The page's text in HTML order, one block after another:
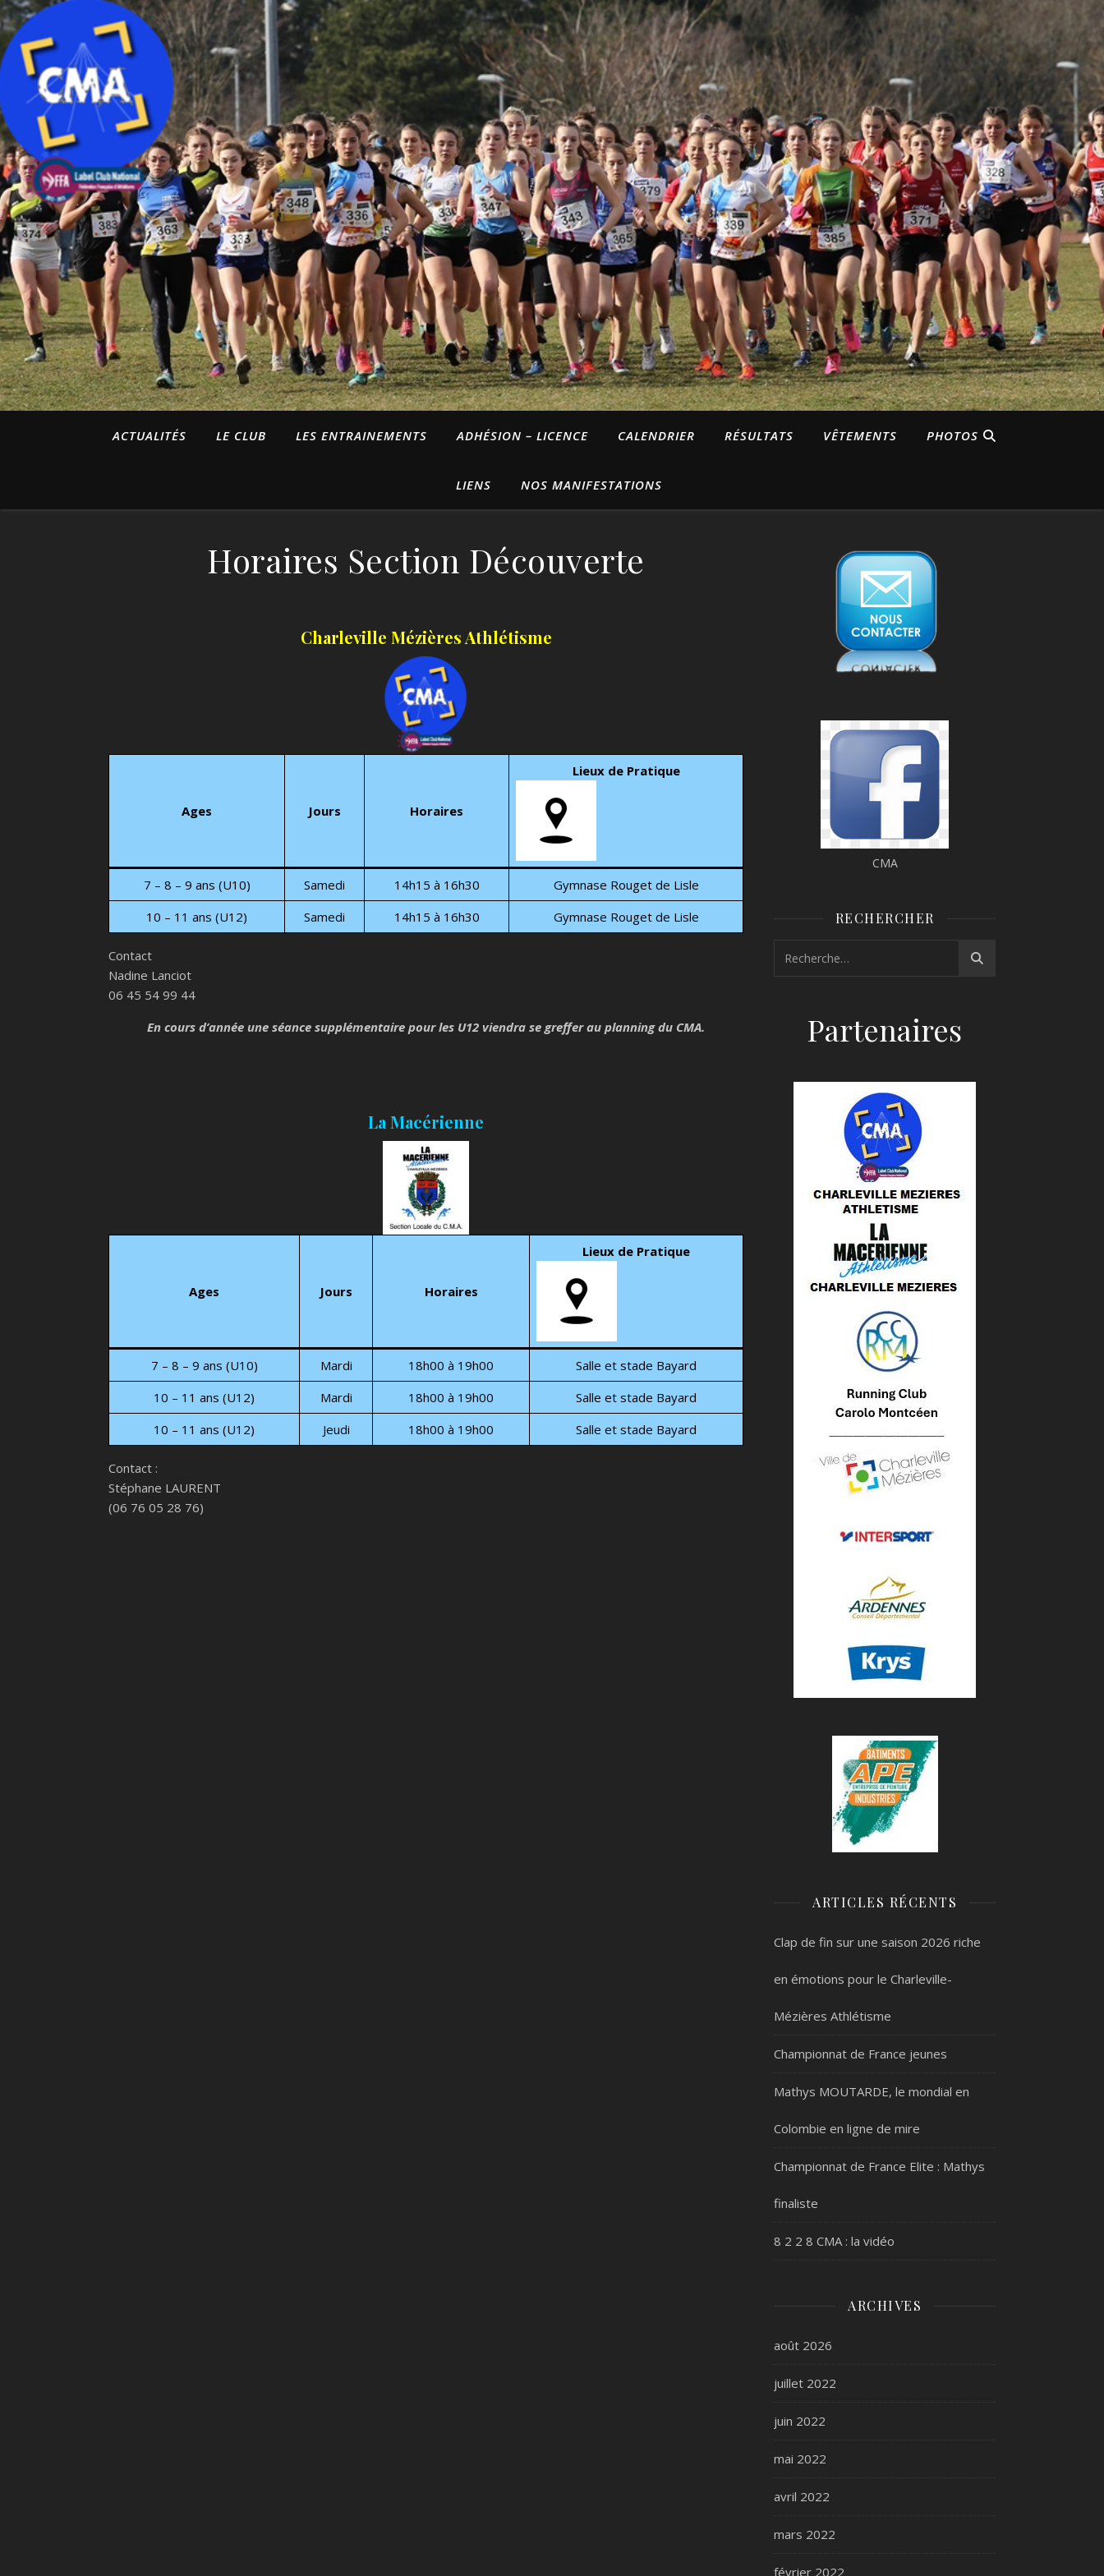
ACTUALITÉS LE CLUB LES ENTRAINEMENTS ADHÉSION – LICENCE CALENDRIER RÉSULTATS VÊTEMENTS PHOTOS
LIENS NOS MANIFESTATIONS
Horaires Section Découverte
Charleville Mézières Athlétisme
Ages Jours Horaires
Lieux de Pratique
7 – 8 – 9 ans (U10) Samedi 14h15 à 16h30
Gymnase Rouget de Lisle
10 – 11 ans (U12)
Samedi 14h15 à 16h30 Gymnase Rouget de Lisle
Contact
Nadine Lanciot
06 45 54 99 44
En cours d’année une séance supplémentaire pour les U12 viendra se greffer au planning du CMA.
La Macérienne
Ages Jours Horaires
Lieux de Pratique
7 – 8 – 9 ans (U10) Mardi 18h00 à 19h00
Salle et stade Bayard
10 – 11 ans (U12)
Mardi 18h00 à 19h00
Salle et stade Bayard
10 – 11 ans (U12)
Jeudi 18h00 à 19h00 Salle et stade Bayard
Contact :
Stéphane LAURENT
(06 76 05 28 76)
CMA
RECHERCHER
Partenaires
ARTICLES RÉCENTS
Clap de fin sur une saison 2026 riche
en émotions pour le Charleville-
Mézières Athlétisme
Championnat de France jeunes
Mathys MOUTARDE, le mondial en
Colombie en ligne de mire
Championnat de France Elite : Mathys
finaliste
8 2 2 8 CMA : la vidéo
ARCHIVES
août 2026
juillet 2022
juin 2022
mai 2022
avril 2022
mars 2022
février 2022